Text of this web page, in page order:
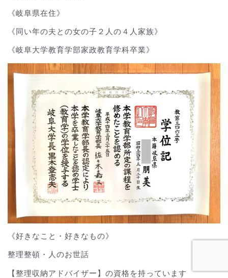
《岐阜県在住》
《同い年の夫との女の子２人の４人家族》
《岐阜大学教育学部家政教育学科卒業》
《好きなこと・好きなもの》
整理整頓・人のお世話
【整理収納アドバイザー】の資格を持っています